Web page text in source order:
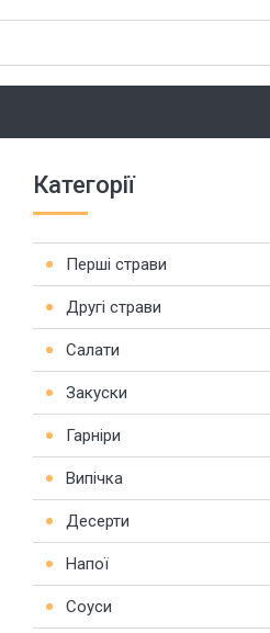
Категорії
Перші страви
Другі страви
Салати
Закуски
Гарніри
Випічка
Десерти
Напої
Соуси